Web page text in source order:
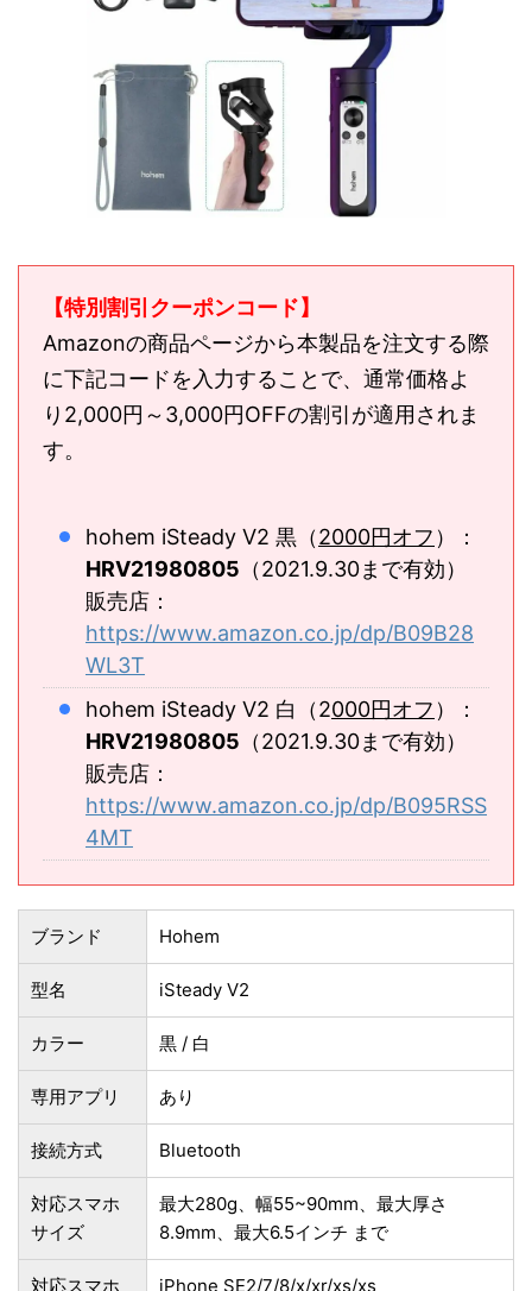
【特別割引クーポンコード】
Amazonの商品ページから本製品を注文する際
に下記コードを入力することで、通常価格よ
り2,000円～3,000円OFFの割引が適用されま
す。
hohem iSteady V2 黒（2000円オフ ）：
HRV21980805 （2021.9.30まで有効）
販売店：
https://www.amazon.co.jp/dp/B09B28
WL3T
hohem iSteady V2 白（2000円オフ ）：
HRV21980805 （2021.9.30まで有効）
販売店：
https://www.amazon.co.jp/dp/B095RSS
4MT
ブランド Hohem
型名 iSteady V2
カラー 黒 / 白
専用アプリ あり
接続方式 Bluetooth
対応スマホ
サイズ
最大280g、幅55~90mm、最大厚さ
8.9mm、最大6.5インチ まで
対応スマホ iPhone SE2/7/8/x/xr/xs/xs